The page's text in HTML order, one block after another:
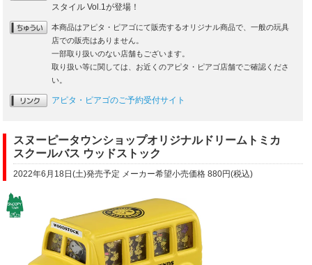
スタイル Vol.1が登場！
本商品はアピタ・ピアゴにて販売するオリジナル商品で、一般の玩具
店での販売はありません。
一部取り扱いのない店舗もございます。
取り扱い等に関しては、お近くのアピタ・ピアゴ店舗でご確認くださ
い。
アピタ・ピアゴのご予約受付サイト
スヌーピータウンショップオリジナルドリームトミカ
スクールバス ウッドストック
2022年6月18日(土)発売予定 メーカー希望小売価格 880円(税込)